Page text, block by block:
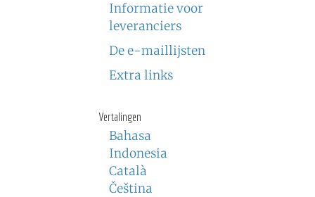
Informatie voor
leveranciers
De e-maillijsten
Extra links
Vertalingen
Bahasa
Indonesia
Català
Čeština